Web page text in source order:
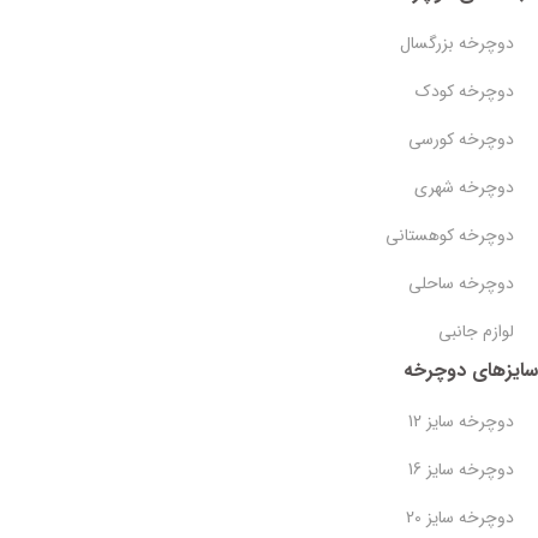
دوچرخه بزرگسال
دوچرخه کودک
دوچرخه کورسی
دوچرخه شهری
دوچرخه کوهستانی
دوچرخه ساحلی
لوازم جانبی
سایزهای دوچرخه
دوچرخه سایز 12
دوچرخه سایز 16
دوچرخه سایز 20